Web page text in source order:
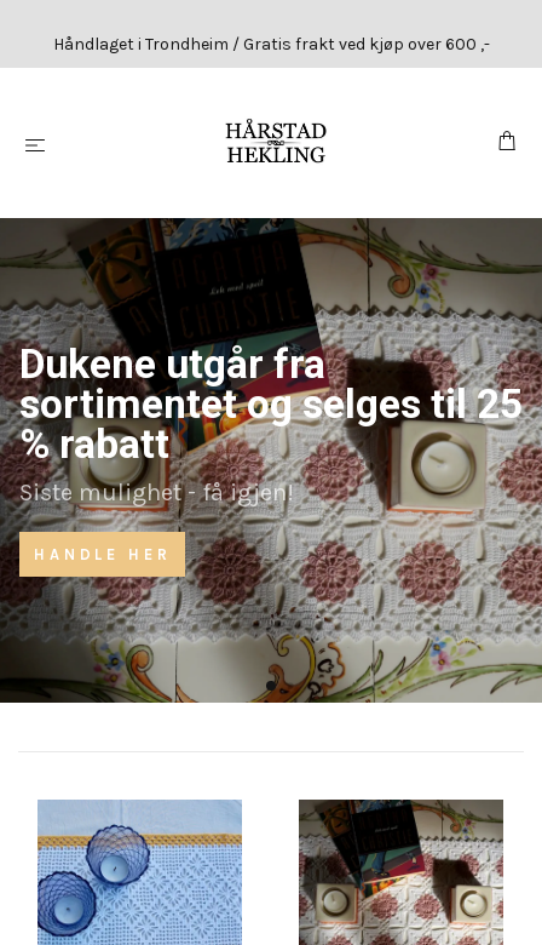
Håndlaget i Trondheim / Gratis frakt ved kjøp over 600 ,-
Dukene utgår fra
sortimentet og selges til 25
% rabatt
Siste mulighet - få igjen!
HANDLE HER